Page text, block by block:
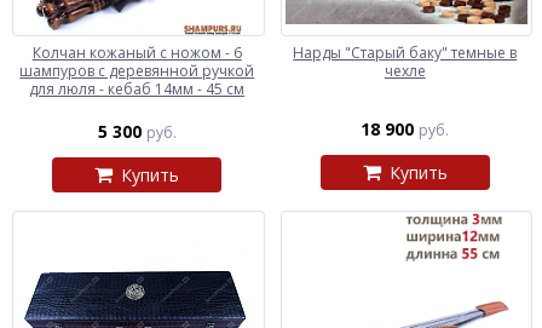
Колчан кожаный c ножом - 6
шампуров с деревянной ручкой
для люля - кебаб 14мм - 45 см
5 300 руб.
Купить
Нарды "Старый баку" темные в
чехле
18 900 руб.
Купить